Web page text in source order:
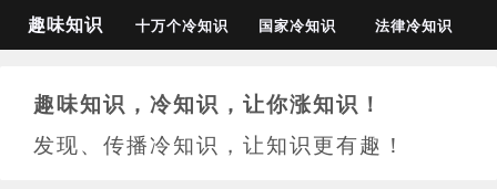
趣味知识 十万个冷知识 国家冷知识 法律冷知识
趣味知识，冷知识，让你涨知识！
发现、传播冷知识，让知识更有趣！